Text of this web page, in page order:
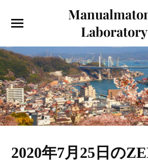
Laboratory
2020年7月25日の